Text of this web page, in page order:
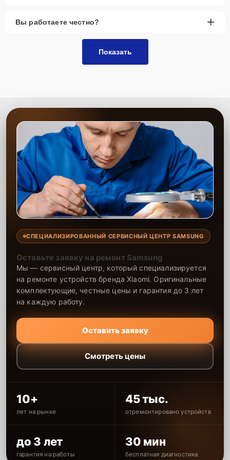
Вы работаете честно? +
Показать
СПЕЦИАЛИЗИРОВАННЫЙ СЕРВИСНЫЙ ЦЕНТР SAMSUNG
Оставьте заявку на ремонт Samsung
Мы — сервисный центр, который специализируется
на ремонте устройств бренда Xiaomi. Оригинальные
комплектующие, честные цены и гарантия до 3 лет
на каждую работу.
Оставить заявку
Смотреть цены
10+
лет на рынке
45 тыс.
отремонтировано устройств
до 3 лет
гарантия на работы
30 мин
бесплатная диагностика